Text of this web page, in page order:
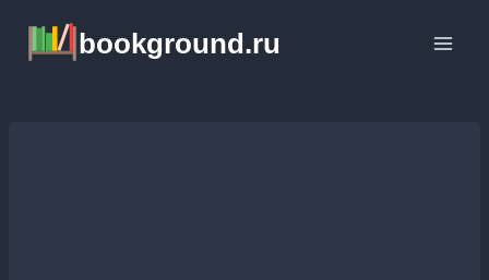
содержимому
bookground.ru